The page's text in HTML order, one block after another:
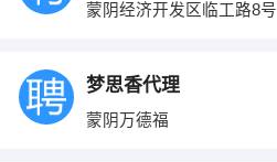
蒙阴经济开发区临工路8号
梦思香代理
蒙阴万德福